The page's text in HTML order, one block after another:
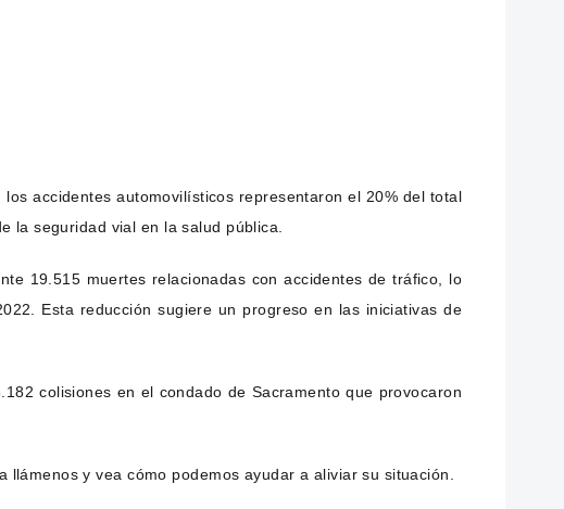
accidentes automovilísticos representaron el 20% del total
la seguridad vial en la salud pública.
19.515 muertes relacionadas con accidentes de tráfico, lo
Esta reducción sugiere un progreso en las iniciativas de
colisiones en el condado de Sacramento que provocaron
llámenos y vea cómo podemos ayudar a aliviar su situación.